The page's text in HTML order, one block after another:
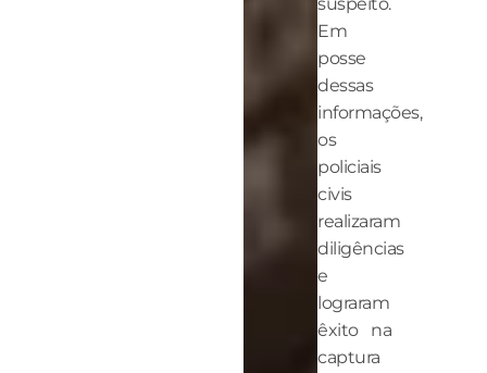
Em
posse
dessas
informações,
os
policiais
civis
realizaram
diligências
e
lograram
êxito na
captura